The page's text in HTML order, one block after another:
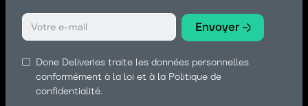
Done Deliveries traite les données personnelles
conformément à la loi et à la Politique de
confidentialité.